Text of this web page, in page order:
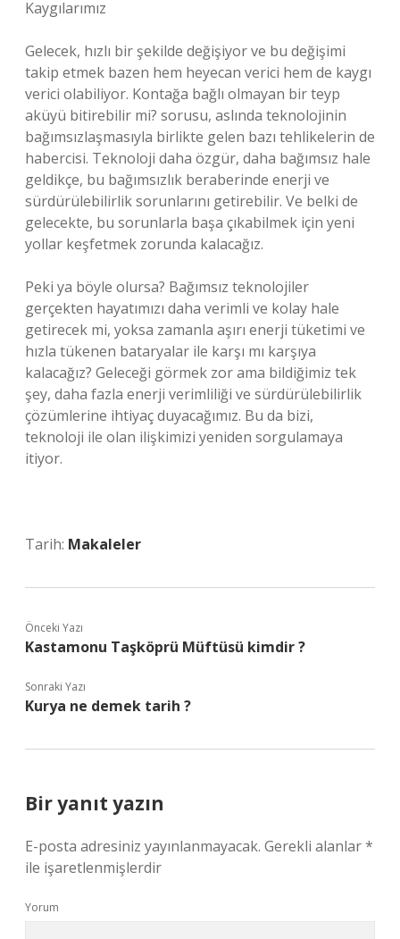
Kaygılarımız
Gelecek, hızlı bir şekilde değişiyor ve bu değişimi
takip etmek bazen hem heyecan verici hem de kaygı
verici olabiliyor. Kontağa bağlı olmayan bir teyp
aküyü bitirebilir mi? sorusu, aslında teknolojinin
bağımsızlaşmasıyla birlikte gelen bazı tehlikelerin de
habercisi. Teknoloji daha özgür, daha bağımsız hale
geldikçe, bu bağımsızlık beraberinde enerji ve
sürdürülebilirlik sorunlarını getirebilir. Ve belki de
gelecekte, bu sorunlarla başa çıkabilmek için yeni
yollar keşfetmek zorunda kalacağız.
Peki ya böyle olursa? Bağımsız teknolojiler
gerçekten hayatımızı daha verimli ve kolay hale
getirecek mi, yoksa zamanla aşırı enerji tüketimi ve
hızla tükenen bataryalar ile karşı mı karşıya
kalacağız? Geleceği görmek zor ama bildiğimiz tek
şey, daha fazla enerji verimliliği ve sürdürülebilirlik
çözümlerine ihtiyaç duyacağımız. Bu da bizi,
teknoloji ile olan ilişkimizi yeniden sorgulamaya
itiyor.
Tarih: Makaleler
Önceki Yazı
Kastamonu Taşköprü Müftüsü kimdir ?
Sonraki Yazı
Kurya ne demek tarih ?
Bir yanıt yazın
E-posta adresiniz yayınlanmayacak. Gerekli alanlar*
ile işaretlenmişlerdir
Yorum